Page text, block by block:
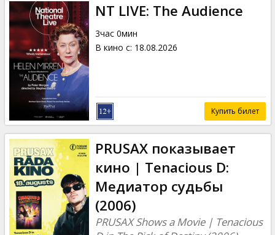
NT LIVE: The Audience
3час 0мин
В кино с: 18.08.2026
Купить билет
PRUSAX показывает
кино | Tenacious D:
Медиатор судьбы
(2006)
PRUSAX Shows a Movie | Tenacious